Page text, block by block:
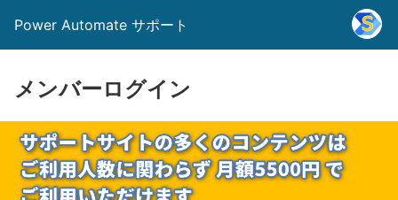
Power Automate サポート
メンバーログイン